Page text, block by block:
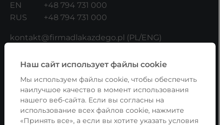
EN
+48 794 731 000
RUS
+48 794 731 000
kontakt@firmadlakazdego.pl (PL/ENG)
(UKR/RUS/PL/ENG)
b2b@firmadlakazdego.pl
Договора с
контрагентами)
ADRES:
Наш сайт использует файлы cookie
Мы используем файлы cookie, чтобы обеспечить
наилучшое качество в момент использования
нашего веб-сайта. Если вы согласны на
использование всех файлов cookie, нажмите
«Принять все», а если вы хотите указать условия